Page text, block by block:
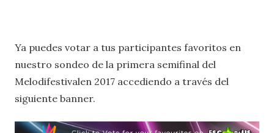
Ya puedes votar a tus participantes favoritos en
nuestro sondeo de la primera semifinal del
Melodifestivalen 2017 accediendo a través del
siguiente banner.